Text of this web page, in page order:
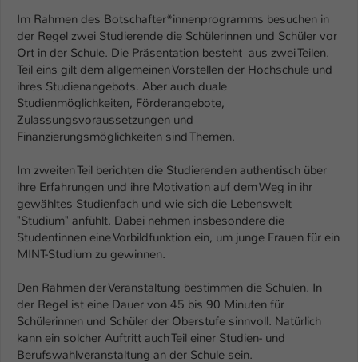
Im Rahmen des Botschafter*innenprogramms besuchen in
der Regel zwei Studierende die Schülerinnen und Schüler vor
Ort in der Schule. Die Präsentation besteht aus zwei Teilen.
Teil eins gilt dem allgemeinen Vorstellen der Hochschule und
ihres Studienangebots. Aber auch duale
Studienmöglichkeiten, Förderangebote,
Zulassungsvoraussetzungen und
Finanzierungsmöglichkeiten sind Themen.
Im zweiten Teil berichten die Studierenden authentisch über
ihre Erfahrungen und ihre Motivation auf dem Weg in ihr
gewähltes Studienfach und wie sich die Lebenswelt
"Studium" anfühlt. Dabei nehmen insbesondere die
Studentinnen eine Vorbildfunktion ein, um junge Frauen für ein
MINT-Studium zu gewinnen.
Den Rahmen der Veranstaltung bestimmen die Schulen. In
der Regel ist eine Dauer von 45 bis 90 Minuten für
Schülerinnen und Schüler der Oberstufe sinnvoll. Natürlich
kann ein solcher Auftritt auch Teil einer Studien- und
Berufswahlveranstaltung an der Schule sein.
Zweck
Dieses Cookie ist ein Standard-Session-
Cookie von TYPO3. Es speichert im Fall
eines Intranet-Logins die Session-ID. So
kann der eingeloggte Benutzer
wiedererkannt werden und es wird ihm
Zugang zu geschützten Bereichen
gewährt.
Name be_typo_user
Anbieter TYPO3
Laufzeit 1 Tag
Zweck
Dieser Cookie teilt der Webseite mit, ob
ein Besucher im Typo3-Backend
angemeldet ist und Rechte besitzt diese
zu verwalten.